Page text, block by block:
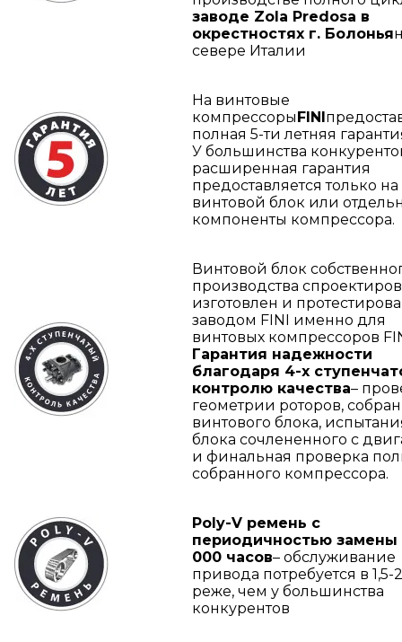
заводе Zola Predosa в
окрестностях г. Болонья
севере Италии
На винтовые
компрессорыFINI
полная 5-ти летняя
У большинства
расширенная гарантия
предоставляется только на
винтовой блок или
компоненты компрессора.
Винтовой блок
производства
изготовлен и
заводом FINI именно для
винтовых компрессоров
Гарантия надежности
благодаря 4-х
контролю качества–
геометрии роторов,
винтового блока,
блока сочлененного с
и финальная проверка
собранного компрессора.
Poly-V ремень с
периодичностью замены
000 часов– обслуживание
привода потребуется в 1,5-
реже, чем у большинства
конкурентов